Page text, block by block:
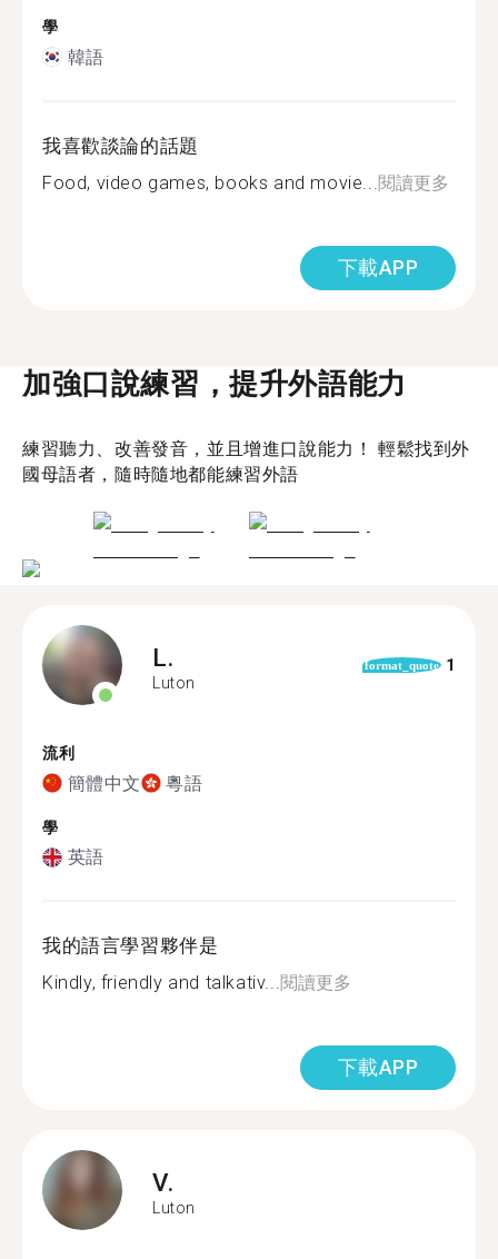
學
韓語
我喜歡談論的話題
Food, video games, books and movie... 閱讀更多
下載APP
加強口說練習，提升外語能力
練習聽力、改善發音，並且增進口說能力！ 輕鬆找到外
國母語者，隨時隨地都能練習外語
L.
Luton
format_quote 1
流利
簡體中文 粵語
學
英語
我的語言學習夥伴是
Kindly, friendly and talkativ...閱讀更多
下載APP
V.
Luton